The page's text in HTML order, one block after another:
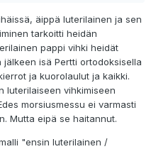
äippä luterilainen ja sen
tarkoitti heidän
pappi vihki heidät
isä Pertti ortodoksisella
ja kuorolaulut ja kaikki.
luterilaiseen vihkimiseen
morsiusmessu ei varmasti
Mutta eipä se haitannut.
"ensin luterilainen /